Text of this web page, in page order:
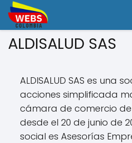
ALDISALUD SAS
ALDISALUD SAS es una
acciones simplificada
cámara de comercio de
desde el 20 de junio de
social es Asesorías